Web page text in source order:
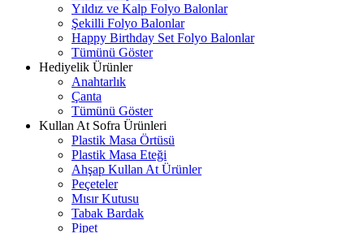
Yıldız ve Kalp Folyo Balonlar
Şekilli Folyo Balonlar
Happy Birthday Set Folyo Balonlar
Tümünü Göster
Hediyelik Ürünler
Anahtarlık
Çanta
Tümünü Göster
Kullan At Sofra Ürünleri
Plastik Masa Örtüsü
Plastik Masa Eteği
Ahşap Kullan At Ürünler
Peçeteler
Mısır Kutusu
Tabak Bardak
Pipet